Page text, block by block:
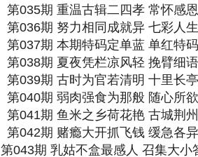
第035期 重温古辑二四孝 常怀感
第036期 努力相同成就异 七彩人
第037期 本期特码定单蓝 单红特
第038期 夏夜凭栏凉风轻 挽臂细
第039期 古时为官若清明 十里长
第040期 弱肉强食为那般 随心所
第041期 鱼米之乡荷花艳 古城荆
第042期 赌瘾大开抓飞钱 缓急各
第043期 乳姑不盒最感人 召集大小